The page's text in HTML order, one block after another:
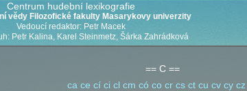
Centrum hudební lexikografie
vědy Filozofické fakulty Masarykovy univerzity
Vedoucí redaktor: Petr Macek
Petr Kalina, Karel Steinmetz, Šárka Zahrádková
== C ==
ca ce cí ci cl cm có co cr cs ct cu cv cy cz